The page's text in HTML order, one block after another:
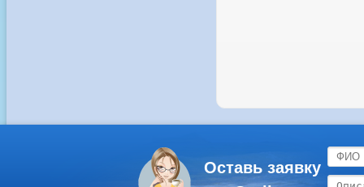
Оставь заявку